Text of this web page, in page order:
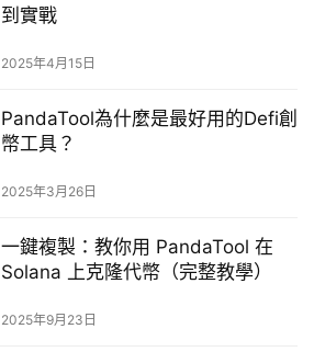
到實戰
2025年4月15日
PandaTool為什麼是最好用的Defi創
幣工具？
2025年3月26日
一鍵複製：教你用 PandaTool 在
Solana 上克隆代幣（完整教學）
2025年9月23日